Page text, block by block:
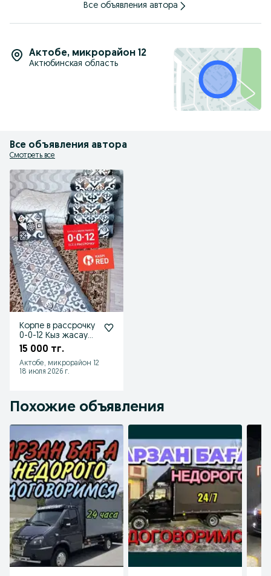
Все объявления автора
Актобе, микрорайон 12
Актюбинская область
Все объявления автора
Смотреть все
Корпе в рассрочку
0-0-12 Кыз жасауы,
одеяла в наличии и
15 000 тг.
Актобе, микрорайон 12
18 июля 2026 г.
Похожие объявления